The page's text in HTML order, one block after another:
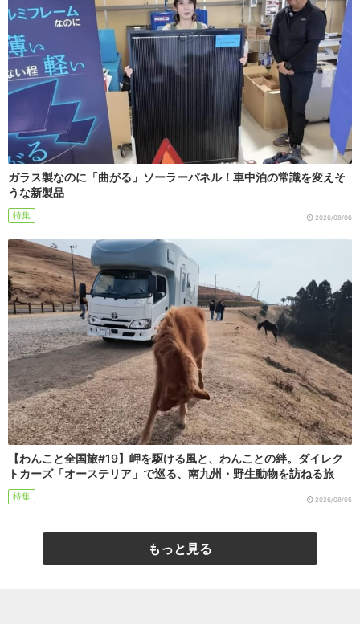
ガラス製なのに「曲がる」ソーラーパネル！車中泊の常識を変えそ
うな新製品
特集 2026/08/06
【わんこと全国旅#19】岬を駆ける風と、わんことの絆。ダイレク
トカーズ「オーステリア」で巡る、南九州・野生動物を訪ねる旅
特集 2026/08/05
もっと見る